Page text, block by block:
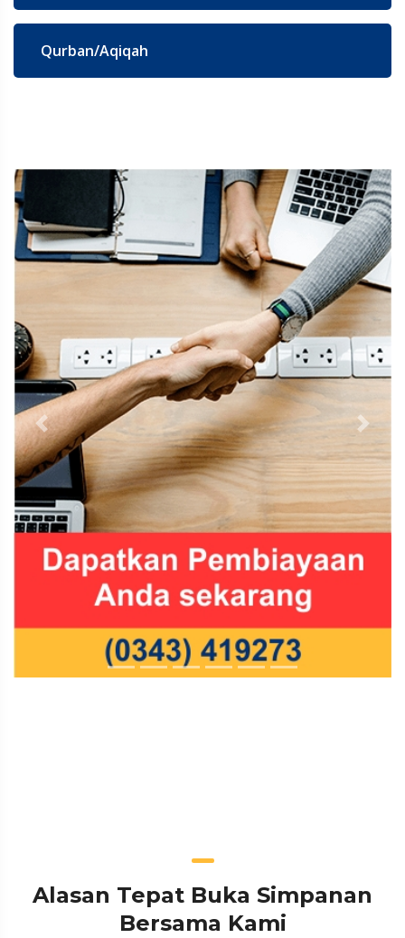
Qurban/Aqiqah
Previous Next
Alasan Tepat Buka Simpanan
Bersama Kami